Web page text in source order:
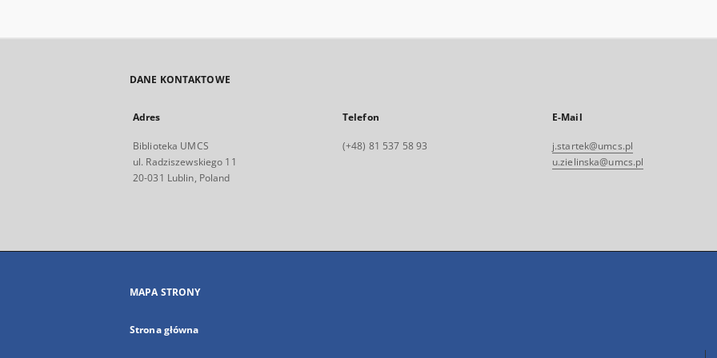
DANE KONTAKTOWE
Adres
Biblioteka UMCS
ul. Radziszewskiego 11
20-031 Lublin, Poland
Telefon
(+48) 81 537 58 93
E-Mail
j.startek@umcs.pl
u.zielinska@umcs.pl
MAPA STRONY
Strona główna